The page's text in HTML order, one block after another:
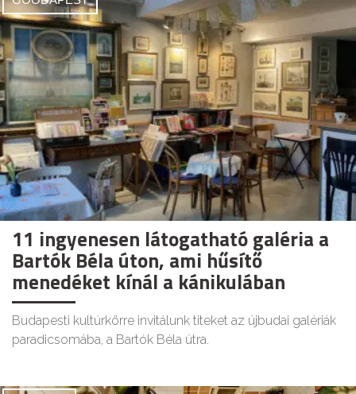
11 ingyenesen látogatható galéria a
Bartók Béla úton, ami hűsítő
menedéket kínál a kánikulában
Budapesti kultúrkörre invitálunk titeket az újbudai galériák
paradicsomába, a Bartók Béla útra.